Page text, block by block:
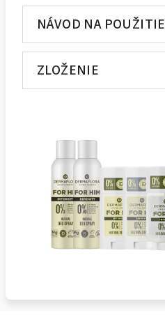
NÁVOD NA POUŽITIE
ZLOŽENIE